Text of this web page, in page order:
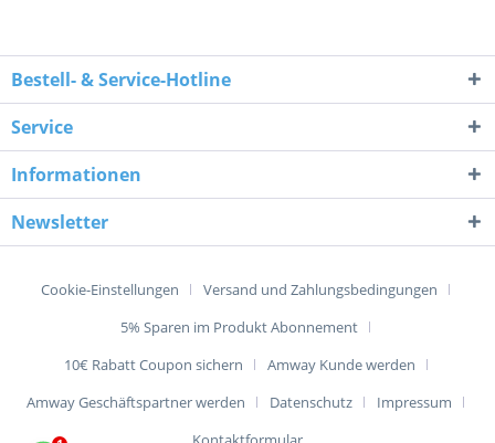
Bestell- & Service-Hotline
Service
Informationen
Newsletter
Cookie-Einstellungen
Versand und Zahlungsbedingungen
5% Sparen im Produkt Abonnement
10€ Rabatt Coupon sichern
Amway Kunde werden
Amway Geschäftspartner werden
Datenschutz
Impressum